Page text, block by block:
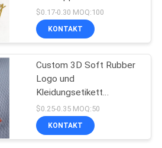
Thermal Press Mode
Trend Brief Patch Silikon
Transfer Drucken
$0.17-0.30 MOQ:100
KONTAKT
Custom 3D Soft Rubber
Logo und
Kleidungsetikett
geformte Silikon
Wärmeübertragung T-
Shirt Wärmeübertragung
$0.25-0.35 MOQ:50
KONTAKT